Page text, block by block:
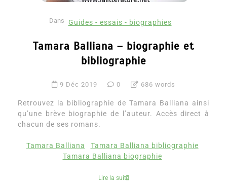
Dans Guides - essais - biographies
Tamara Balliana – biographie et
bibliographie
9 Déc 2019 0 686 words
Retrouvez la bibliographie de Tamara Balliana ainsi
qu’une brève biographie de l’auteur. Accès direct à
chacun de ses romans.
Tamara Balliana
Tamara Balliana bibliographie
Tamara Balliana biographie
Lire la suite